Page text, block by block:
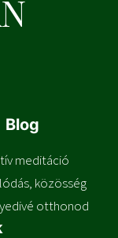
Blog
meditáció
közösség
otthonod